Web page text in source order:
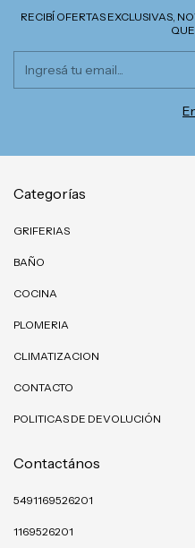
RECIBÍ OFERTAS EXCLUSIVAS,
Categorías
GRIFERIAS
BAÑO
COCINA
PLOMERIA
CLIMATIZACION
CONTACTO
POLITICAS DE DEVOLUCIÓN
Contactános
5491169526201
1169526201